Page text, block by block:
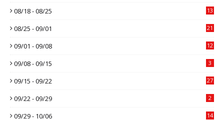
08/18 - 08/25 13
08/25 - 09/01 21
09/01 - 09/08 12
09/08 - 09/15 3
09/15 - 09/22 27
09/22 - 09/29 2
09/29 - 10/06 14